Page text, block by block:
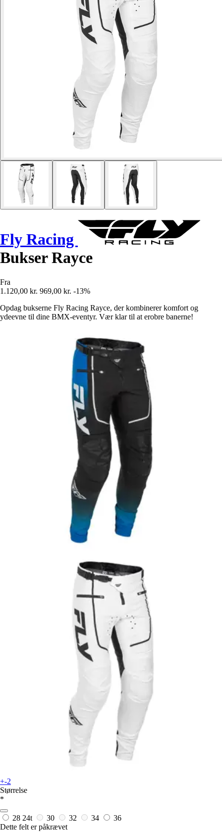
Fly Racing
Bukser Rayce
Fra
1.120,00 kr. 969,00 kr. -13%
Opdag bukserne Fly Racing Rayce, der kombinerer komfort og
ydeevne til dine BMX-eventyr. Vær klar til at erobre banerne!
+-2
Størrelse
*
28 24t 30 32 34
36
Dette felt er påkrævet